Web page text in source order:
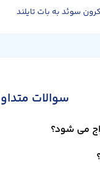
کرون سوئد به بات تایلند
سوالات
می شود؟